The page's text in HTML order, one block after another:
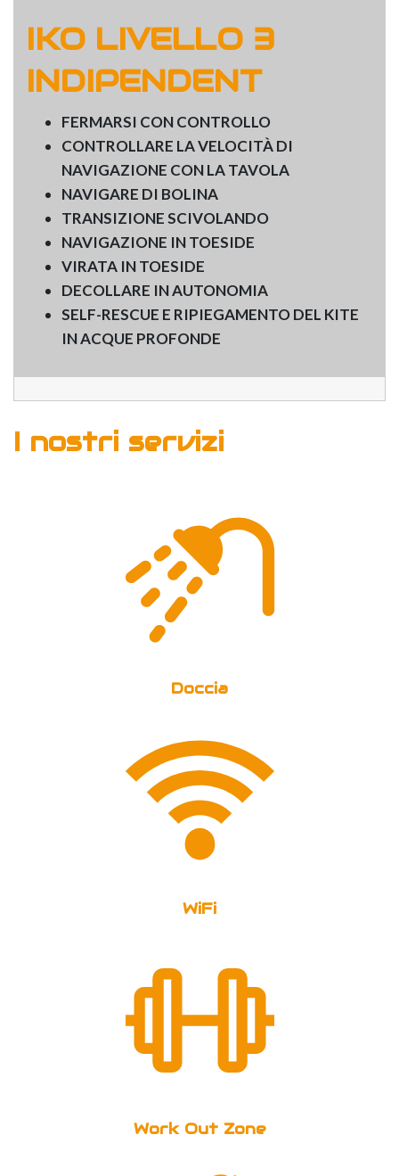
IKO LIVELLO 3
INDIPENDENT
FERMARSI CON CONTROLLO
CONTROLLARE LA VELOCITÀ DI
NAVIGAZIONE CON LA TAVOLA
NAVIGARE DI BOLINA
TRANSIZIONE SCIVOLANDO
NAVIGAZIONE IN TOESIDE
VIRATA IN TOESIDE
DECOLLARE IN AUTONOMIA
SELF-RESCUE E RIPIEGAMENTO DEL KITE
IN ACQUE PROFONDE
I nostri servizi
Doccia
WiFi
Work Out Zone